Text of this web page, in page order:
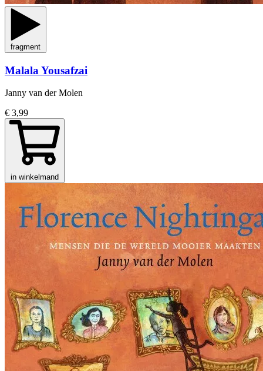
fragment
Malala Yousafzai
Janny van der Molen
€ 3,99
in winkelmand